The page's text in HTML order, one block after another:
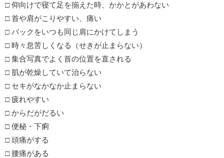
□ 仰向けで寝て足を揃えた時、かかとがあわない
□ 首や肩がこりやすい、痛い
□ バックをいつも同じ肩にかけてしまう
□ 時々息苦しくなる（せきが止まらない）
□ 集合写真でよく首の位置を直される
□ 肌が乾燥していて治らない
□ セキがなかなか止まらない
□ 疲れやすい
□ からだがだるい
□ 便秘・下痢
□ 頭痛がする
□ 腰痛がある